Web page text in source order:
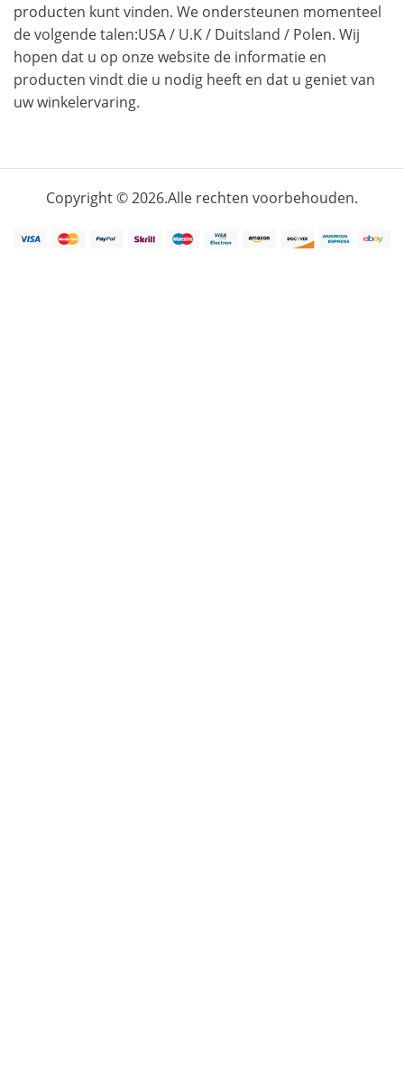
producten kunt vinden. We ondersteunen momenteel
de volgende talen:USA/ U.K/ Duitsland / Polen. Wij
hopen dat u op onze website de informatie en
producten vindt die u nodig heeft en dat u geniet van
uw winkelervaring.
Copyright © 2026.Alle rechten voorbehouden.